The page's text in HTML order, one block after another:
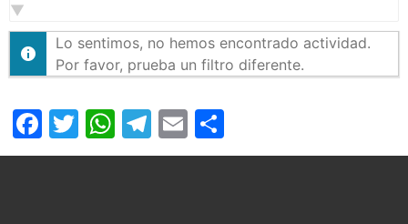
Lo sentimos, no hemos encontrado actividad.
Por favor, prueba un filtro diferente.
Facebook
Twitter
WhatsApp
Telegram
Email